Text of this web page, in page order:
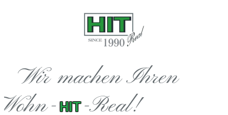
Wir machen Ihren
Wohn- HIT-Real!